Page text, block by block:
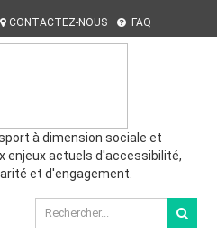
CONTACTEZ-NOUS FAQ
à dimension sociale et
enjeux actuels d'accessibilité,
et d'engagement.